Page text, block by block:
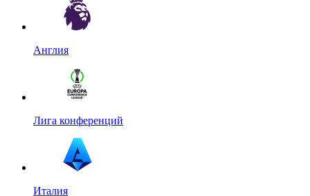
Англия
Лига конференций
Италия